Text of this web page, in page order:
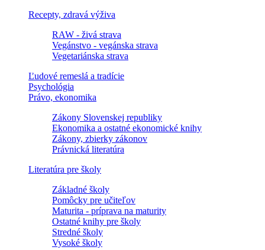
Recepty, zdravá výživa
RAW - živá strava
Vegánstvo - vegánska strava
Vegetariánska strava
Ľudové remeslá a tradície
Psychológia
Právo, ekonomika
Zákony Slovenskej republiky
Ekonomika a ostatné ekonomické knihy
Zákony, zbierky zákonov
Právnická literatúra
Literatúra pre školy
Základné školy
Pomôcky pre učiteľov
Maturita - príprava na maturity
Ostatné knihy pre školy
Stredné školy
Vysoké školy